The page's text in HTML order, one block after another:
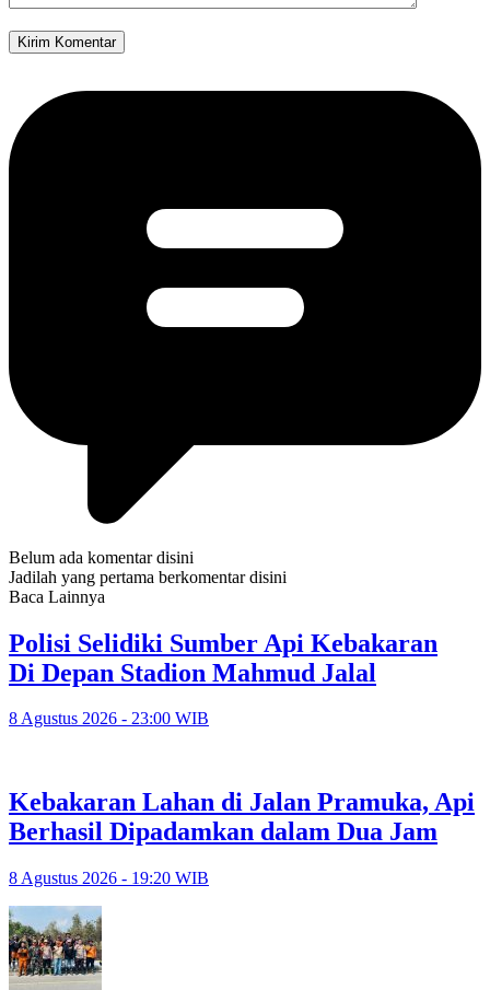
Belum ada komentar disini
Jadilah yang pertama berkomentar disini
Baca Lainnya
Polisi Selidiki Sumber Api Kebakaran
Di Depan Stadion Mahmud Jalal
8 Agustus 2026 - 23:00 WIB
Kebakaran Lahan di Jalan Pramuka, Api
Berhasil Dipadamkan dalam Dua Jam
8 Agustus 2026 - 19:20 WIB